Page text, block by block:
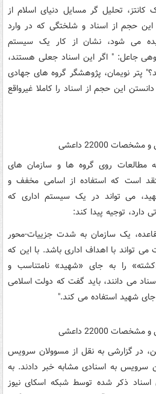
کانتز، تحلیل گر مسایل دنیای اسلام از
حجم از اسناد و شلختگی که در وارد
می شود، نشان از کار یک سیستم
جاعل: " اگر این اسناد جعلی هستند،
پتر نویمان، پژوهشگر گروه های جهادی
این حجم از اسناد را کاملا غیرواقع
مطالعات روی گروه ها و سازمان های
است که استفاده از اسامی مخفف و
می تواند در یک سیستم اداری که
دارد، توجیه پیدا کند:
یک سازمان به شدت جزییات-محور
تواند با اهداف اداری باشد. با این که
را به جای «شهید» نامتناسب و
می دانند، باید گفت که دولت اسلامی
شهید استفاده می کند."
در گزارشی به نقل از مسوولان سرویس
سرویس به اسنادی مشابه خبر دادند. به
اسناد ذکر شده توسط شبکه اسکای نیوز